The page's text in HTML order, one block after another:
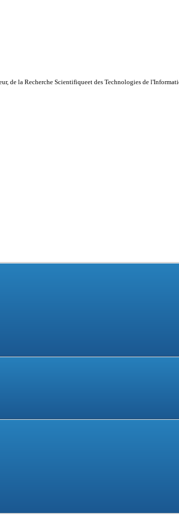
de la Recherche Scientifiqueet des Technologies de